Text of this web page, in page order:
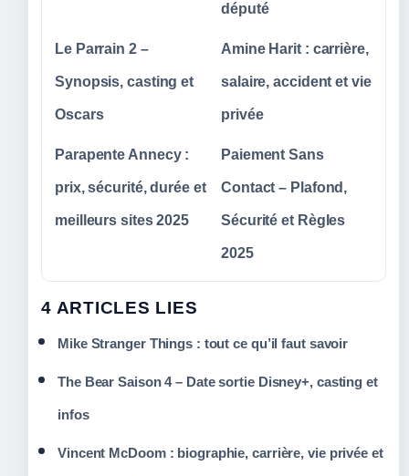
député
Le Parrain 2 –
Synopsis, casting et
Oscars
Amine Harit : carrière,
salaire, accident et vie
privée
Parapente Annecy :
prix, sécurité, durée et
meilleurs sites 2025
Paiement Sans
Contact – Plafond,
Sécurité et Règles
2025
4 ARTICLES LIES
Mike Stranger Things : tout ce qu’il faut savoir
The Bear Saison 4 – Date sortie Disney+, casting et
infos
Vincent McDoom : biographie, carrière, vie privée et